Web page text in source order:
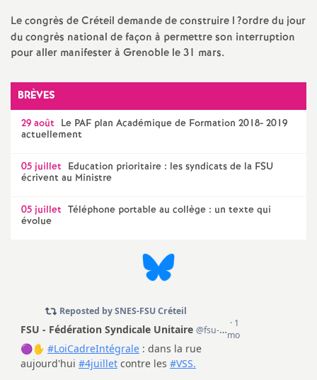
Le congrès de Créteil demande de construire l?ordre du jour
du congrès national de façon à permettre son interruption
pour aller manifester à Grenoble le 31 mars.
BRÈVES
29 août Le PAF plan Académique de Formation 2018- 2019
actuellement
05 juillet Education prioritaire : les syndicats de la FSU
écrivent au Ministre
05 juillet Téléphone portable au collège : un texte qui
évolue